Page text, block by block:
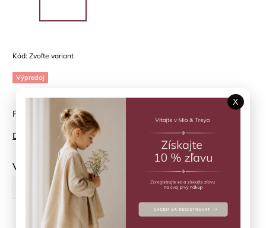
Kód: Zvoľte variant
Výpredaj
Plavky Manuca Amour Pink UPF 50+ Konges Sløjd
Detailné informácie
Veľkosť
80 cm
X